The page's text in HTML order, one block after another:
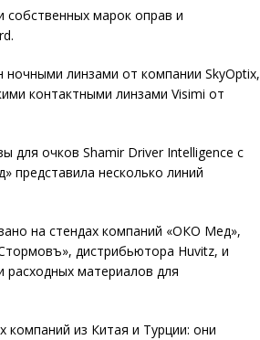
собственных марок оправ и
ночными линзами от компании SkyOptix,
контактными линзами Visimi от
для очков Shamir Driver Intelligence с
представила несколько линий
на стендах компаний «ОКО Мед»,
дистрибьютора Huvitz, и
расходных материалов для
компаний из Китая и Турции: они